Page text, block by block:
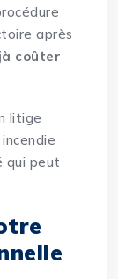
après
coûter
litige
qui peut